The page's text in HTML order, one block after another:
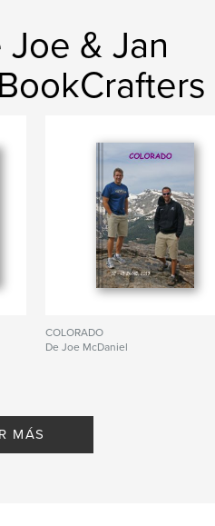
& Jan
COLORADO
De Joe McDaniel
MÁS